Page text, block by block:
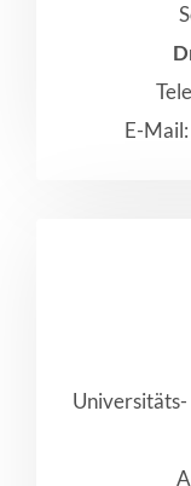
E-